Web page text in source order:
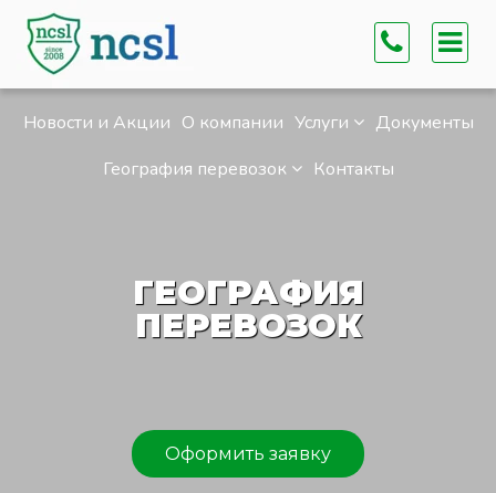
Новости и Акции О компании Услуги
Документы
География перевозок
Контакты
ГЕОГРАФИЯ
ПЕРЕВОЗОК
Оформить заявку